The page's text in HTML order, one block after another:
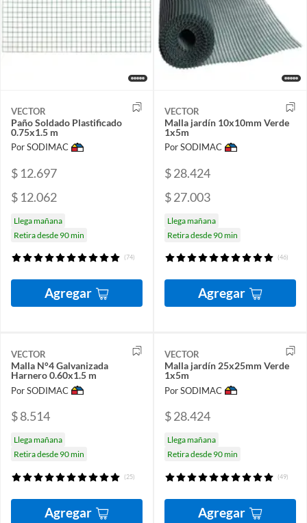
VECTOR
Paño Soldado Plastificado
0.75x1.5 m
Por SODIMAC
$ 12.697
$ 12.062
Llega mañana
Retira desde 90 min
(74)
Agregar
VECTOR
Malla jardín 10x10mm Verde
1x5m
Por SODIMAC
$ 28.424
$ 27.003
Llega mañana
Retira desde 90 min
(46)
Agregar
VECTOR
Malla N°4 Galvanizada
Harnero 0.60x1.5 m
Por SODIMAC
$ 8.514
Llega mañana
Retira desde 90 min
(25)
Agregar
VECTOR
Malla jardín 25x25mm Verde
1x5m
Por SODIMAC
$ 28.424
Llega mañana
Retira desde 90 min
(49)
Agregar